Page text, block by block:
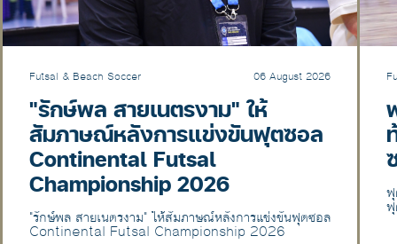
Futsal & Beach Soccer 06 August 2026
"รักษ์พล สายเนตรงาม" ให้
สัมภาษณ์หลังการแข่งขันฟุตซอล
Continental Futsal
Championship 2026
"รักษ์พล สายเนตรงาม" ให้สัมภาษณ์หลังการแข่งขันฟุตซอล
Continental Futsal Championship 2026